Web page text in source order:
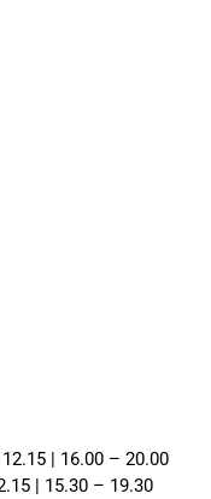
| 16.00 – 20.00
| 15.30 – 19.30